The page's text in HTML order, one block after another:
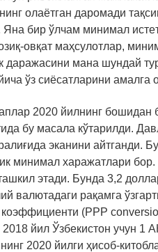
олаётган даромади
бир ўлчам минимал
овқат маҳсулотлар,
даражасини мана шундай
ўз сиёсатларини
2020 йилнинг
бу масала кўтарилди.
эканини айтганди.
минимал харажатлари
этади. Бунда 3,2
валютадаги рақамга
коэффициенти (PPP
йил Ўзбекистон учун 1
2020 йилги ҳисоб-